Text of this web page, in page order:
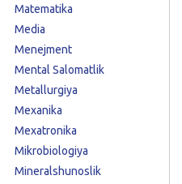
Matematika
Media
Menejment
Mental Salomatlik
Metallurgiya
Mexanika
Mexatronika
Mikrobiologiya
Mineralshunoslik